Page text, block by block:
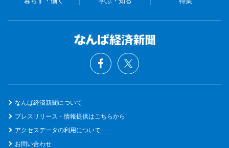
なんば経済新聞について
プレスリリース・情報提供はこちらから
アクセスデータの利用について
お問い合わせ